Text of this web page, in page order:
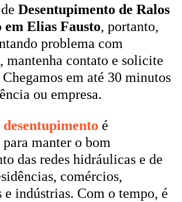
Desentupimento de Ralos
em Elias Fausto, portanto,
problema com
mantenha contato e solicite
em até 30 minutos
ou empresa.
desentupimento é
manter o bom
das redes hidráulicas e de
comércios,
indústrias. Com o tempo, é